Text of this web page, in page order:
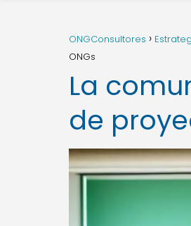
ONGConsultores
ONGs
La
de